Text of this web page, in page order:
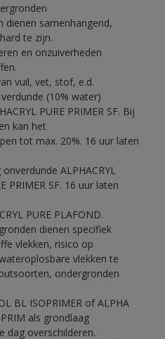
dienen samenhangend,
te zijn.
en onzuiverheden
vuil, vet, stof, e.d.
(10% water)
PURE PRIMER SF. Bij
kan het
tot max. 20%. 16 uur laten
ALPHACRYL
PRIMER SF. 16 uur laten
PURE PLAFOND.
dienen specifiek
vlekken, risico op
vlekken te
ondergronden
BL ISOPRIMER of ALPHA
als grondlaag
dag overschilderen.